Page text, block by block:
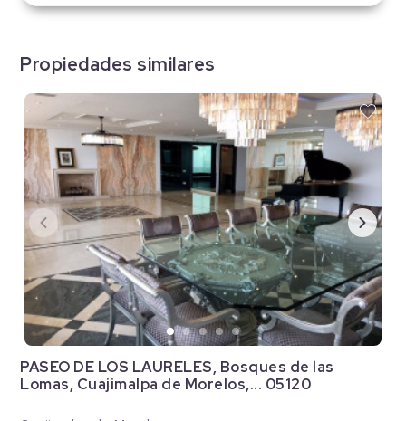
Propiedades similares
PASEO DE LOS LAURELES, Bosques de las
Lomas, Cuajimalpa de Morelos,... 05120